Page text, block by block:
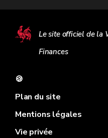
Le site officiel de la
Finances
🍪
Plan du site
Mentions légales
Vie privée